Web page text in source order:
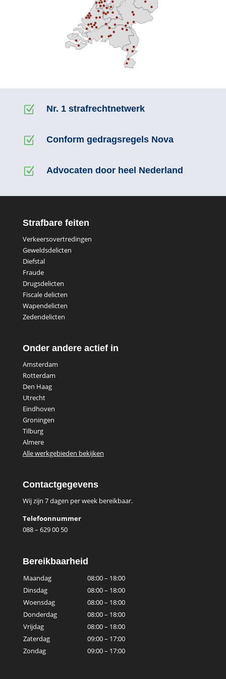
Z Nr. 1 strafrechtnetwerk
Z Conform gedragsregels Nova
Z Advocaten door heel Nederland
Strafbare feiten
Verkeersovertredingen
Geweldsdelicten
Diefstal
Fraude
Drugsdelicten
Fiscale delicten
Wapendelicten
Zedendelicten
Onder andere actief in
Amsterdam
Rotterdam
Den Haag
Utrecht
Eindhoven
Groningen
Tilburg
Almere
Alle werkgebieden bekijken
Contactgegevens
Wij zijn 7 dagen per week bereikbaar.
Telefoonnummer
088 – 629 00 50
Bereikbaarheid
Maandag
08:00 – 18:00
Dinsdag
08:00 – 18:00
Woensdag
08:00 – 18:00
Donderdag
08:00 – 18:00
Vrijdag
08:00 – 18:00
Zaterdag
09:00 – 17:00
Zondag
09:00 – 17:00